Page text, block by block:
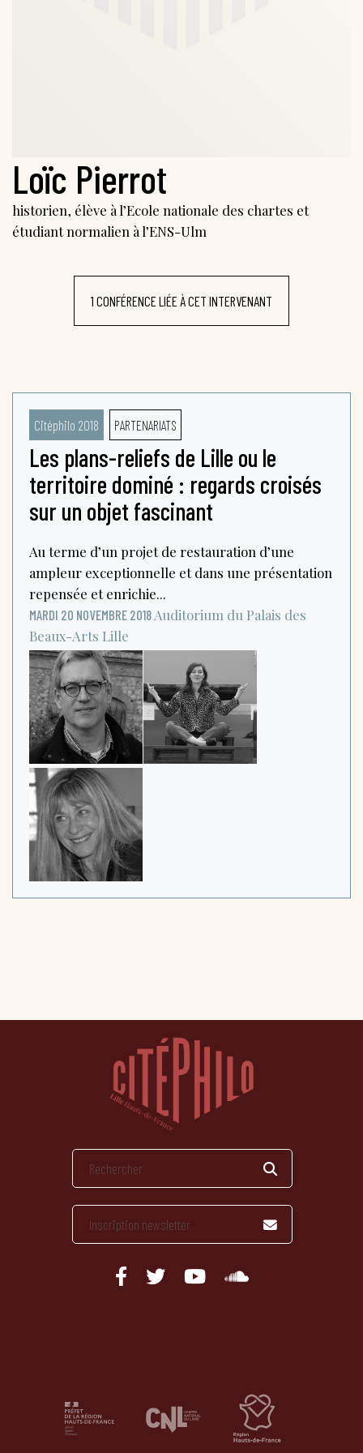
Loïc Pierrot
historien, élève à l’Ecole nationale des chartes et
étudiant normalien à l’ENS-Ulm
1 CONFÉRENCE LIÉE À CET INTERVENANT
Citéphilo 2018 PARTENARIATS
Les plans-reliefs de Lille ou le
territoire dominé : regards croisés
sur un objet fascinant
Au terme d’un projet de restauration d’une
ampleur exceptionnelle et dans une présentation
repensée et enrichie...
MARDI 20 NOVEMBRE 2018 Auditorium du Palais des
Beaux-Arts Lille